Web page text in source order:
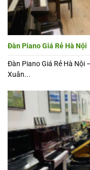
Đàn Piano Giá Rẻ Hà Nội
Đàn Piano Giá Rẻ Hà Nội
Xuân...